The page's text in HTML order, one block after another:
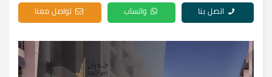
اتصل بنا واتساب تواصل معنا